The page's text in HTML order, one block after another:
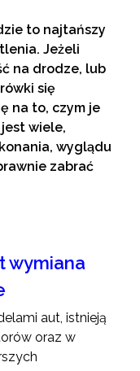
to najtańszy
Jeżeli
na drodze, lub
się
na to, czym je
wiele,
wyglądu
zabrać
wymiana
aut, istnieją
oraz w